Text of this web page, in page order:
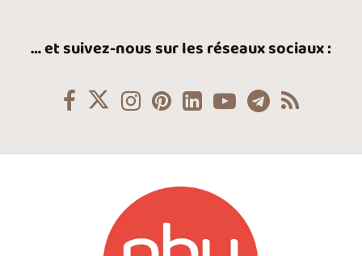
… et suivez-nous sur les réseaux sociaux :